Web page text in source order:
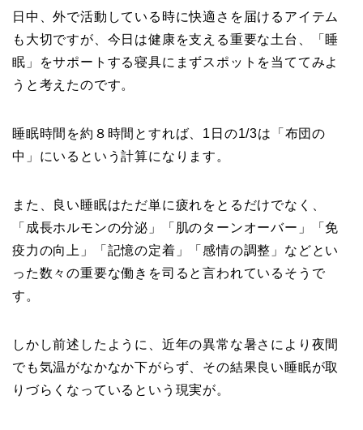
日中、外で活動している時に快適さを届けるアイテム
も大切ですが、今日は健康を支える重要な土台、「睡
眠」をサポートする寝具にまずスポットを当ててみよ
うと考えたのです。
睡眠時間を約８時間とすれば、1日の1/3は「布団の
中」にいるという計算になります。
また、良い睡眠はただ単に疲れをとるだけでなく、
「成長ホルモンの分泌」「肌のターンオーバー」「免
疫力の向上」「記憶の定着」「感情の調整」などとい
った数々の重要な働きを司ると言われているそうで
す。
しかし前述したように、近年の異常な暑さにより夜間
でも気温がなかなか下がらず、その結果良い睡眠が取
りづらくなっているという現実が。